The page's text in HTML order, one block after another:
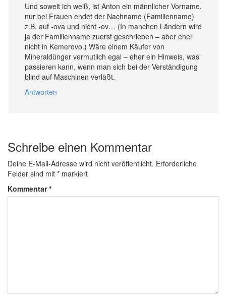
Und soweit ich weiß, ist Anton ein männlicher Vorname,
nur bei Frauen endet der Nachname (Familienname)
z.B. auf -ova und nicht -ov… (In manchen Ländern wird
ja der Familienname zuerst geschrieben – aber eher
nicht in Kemerovo.) Wäre einem Käufer von
Mineraldünger vermutlich egal – eher ein Hinweis, was
passieren kann, wenn man sich bei der Verständigung
blind auf Maschinen verläßt.
Antworten
Schreibe einen Kommentar
Deine E-Mail-Adresse wird nicht veröffentlicht. Erforderliche
Felder sind mit * markiert
Kommentar*